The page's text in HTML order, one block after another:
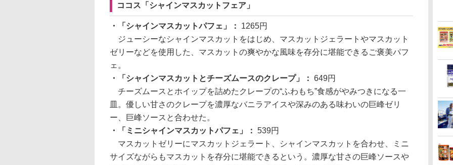
ココス「シャインマスカットフェア」
・「シャインマスカットパフェ」： 1265円
ジューシーなシャインマスカットをはじめ、マスカットジェラートやマスカット
ゼリーなどを使用した、マスカットの爽やかな風味を存分に堪能できるご褒美パフ
ェ。
・「シャインマスカットとチーズムースのクレープ」： 649円
チーズムースとホイップを詰めたクレープの“ふわもち”食感がやみつきになる一
皿。優しい甘さのクレープを濃厚なバニラアイスや深みのある味わいの巨峰ゼリ
ー、巨峰ソースと合わせた。
・「ミニシャインマスカットパフェ」： 539円
マスカットゼリーにマスカットジェラート、シャインマスカットを合わせ、ミニ
サイズながらもマスカットを存分に堪能できるという。濃厚な甘さの巨峰ソースや